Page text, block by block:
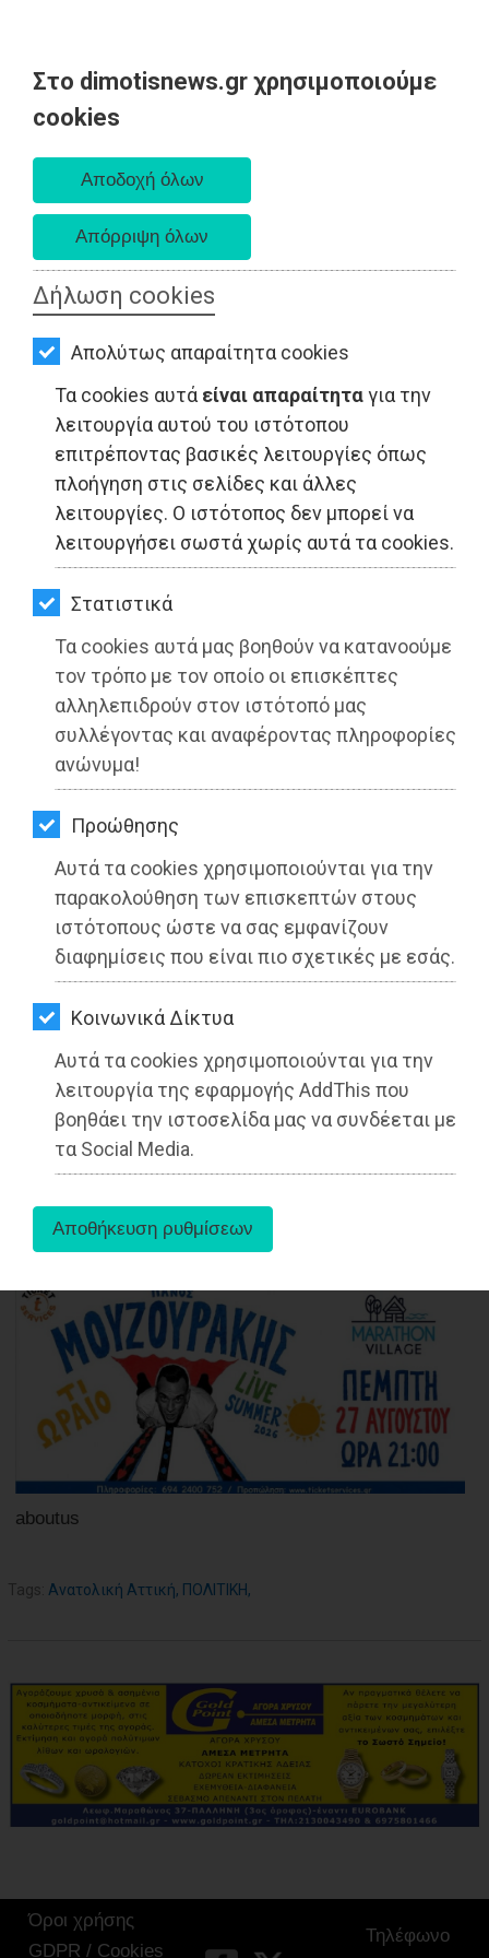
Στο dimotisnews.gr χρησιμοποιούμε
cookies
Δήλωση cookies
Απολύτως απαραίτητα cookies
Τα cookies αυτά είναι απαραίτηταγια την
λειτουργία αυτού του ιστότοπου
επιτρέποντας βασικές λειτουργίες όπως
πλοήγηση στις σελίδες και άλλες
λειτουργίες. Ο ιστότοπος δεν μπορεί να
λειτουργήσει σωστά χωρίς αυτά τα cookies.
Στατιστικά
Τα cookies αυτά μας βοηθούν να κατανοούμε
τον τρόπο με τον οποίο οι επισκέπτες
αλληλεπιδρούν στον ιστότοπό μας
συλλέγοντας και αναφέροντας πληροφορίες
ανώνυμα!
Προώθησης
Αυτά τα cookies χρησιμοποιούνται για την
παρακολούθηση των επισκεπτών στους
ιστότοπους ώστε να σας εμφανίζουν
διαφημίσεις που είναι πιο σχετικές με εσάς.
Kοινωνικά Δίκτυα
Αυτά τα cookies χρησιμοποιούνται για την
λειτουργία της εφαρμογής AddThis που
βοηθάει την ιστοσελίδα μας να συνδέεται με
τα Social Media.
AΡΧΙΚΗ
ΕΙΔΗΣΕΙΣ
ΠΟΛΙΤΙΚΗ
ΤΟΠΙΚΗ
ΑΥΤΟΔΙΟΙΚΗΣΗ
ΟΙΚΟΝΟΜΙΑ
ΑΘΛΗΤΙΣΜΟΣ
ΠΟΛΙΤΙΣΜΟΣ
ΣΠΙΤΙ-
ΚΗΠΟΣ
ΥΓΕΙΑ
LIFESTYLE
ΤΑΞΙΔΙΑ
ΕΞΟΔΟΣ
ΠΕΡΙΒΑΛΛΟΝ
ΚΑΤΟΙΚΙΔΙΟ
ΑΓΓΕΛΙΕΣ
ΕΦΗΜΕΡΙΔΕΣ
OΔΗΓΟΣ
ΑΓΟΡΑΣ
ΨΙΘΥΡΟΙ
ΑΠΟΣΤΟΛΗ
ΑΡΘΡΩΝ
ΠΟΛΙΤΙΚΗ - Ανατολική Αττική
Λάζαρος Καραούλης: 3η Σεπτέμβρη,
Γιόρτη Δημοκρατίας στο Ζάππειο
01-09-2022
Από τoν Λάζαρος Καραούλης
ΠΑΣΟΚ-Κίνημα Αλλαγής
aboutus
Tags: Ανατολική Αττική, ΠΟΛΙΤΙΚΗ,
Όροι χρήσης
GDPR / Cookies
Τηλέφωνο